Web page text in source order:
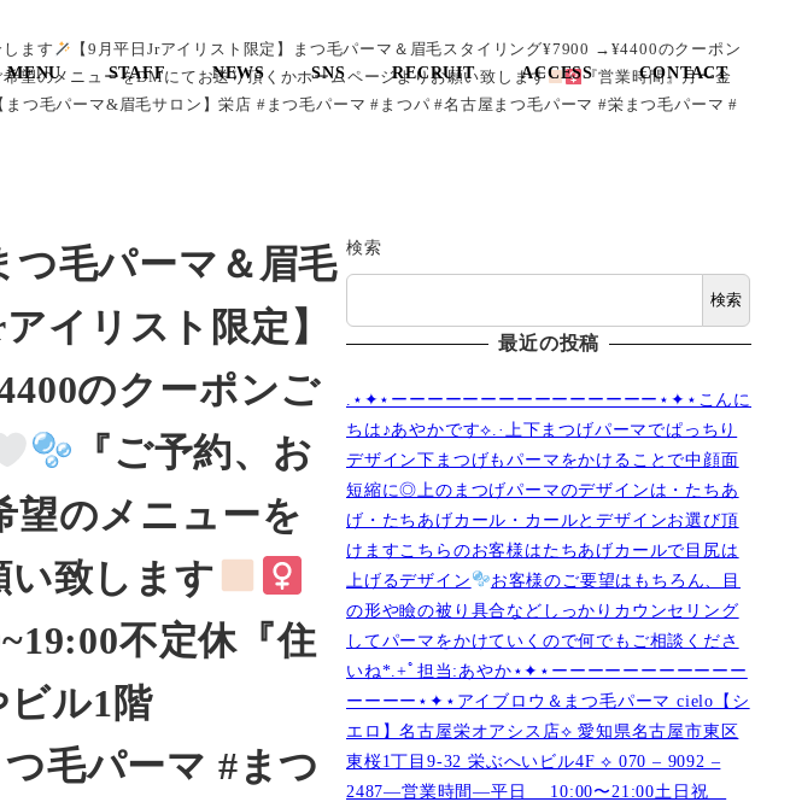
MENU STAFF NEWS SNS RECRUIT ACCESS CONTACT
ます
【9月平日Jrアイリスト限定】まつ毛パーマ＆眉毛スタイリング¥7900 →¥4400のクーポン
望のメニューをDMにてお送り頂くかホームページよりお願い致します
『営業時間』月〜金
毛パーマ&眉毛サロン】栄店 #まつ毛パーマ #まつパ #名古屋まつ毛パーマ #栄まつ毛パーマ #
つ毛パーマ＆眉毛
イリスト限定】
のクーポンご
‪『ご予約、お
望のメニューを
致します
不定休『住
ビル1階
毛パーマ #まつ
検索
検索
最近の投稿
.⋆✦⋆ーーーーーーーーーーーーーーー⋆✦⋆こんに
ちは♪あやかです︎⟡.·上下まつげパーマでぱっちり
デザイン下まつげもパーマをかけることで中顔面
短縮に◎上のまつげパーマのデザインは・たちあ
げ・たちあげカール・カールとデザインお選び頂
けますこちらのお客様はたちあげカールで目尻は
上げるデザイン
お客様のご要望はもちろん、目
の形や瞼の被り具合などしっかりカウンセリング
してパーマをかけていくので何でもご相談くださ
いね︎︎︎*.+ﾟ担当:あやか⋆✦⋆ーーーーーーーーーーー
ーーーー⋆✦⋆アイブロウ＆まつ毛パーマ cielo【シ
エロ】名古屋栄オアシス店︎︎⟡ 愛知県名古屋市東区
東桜1丁目9-32 栄ぶへいビル4F ︎︎⟡ 070 – 9092 –
2487—営業時間—平日 10:00〜21:00土日祝